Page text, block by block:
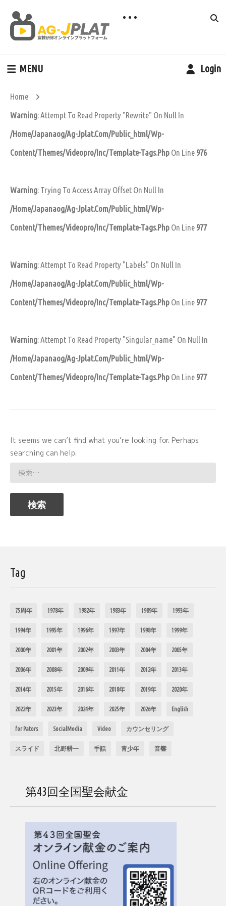
MENU Login
Home
Warning: Attempt To Read Property "rewrite" On Null In
/home/japanaog/ag-Jplat.com/public_html/wp-
Content/themes/videopro/inc/template-Tags.php On Line 976
Warning: Trying To Access Array Offset On Null In
/home/japanaog/ag-Jplat.com/public_html/wp-
Content/themes/videopro/inc/template-Tags.php On Line 977
Warning: Attempt To Read Property "labels" On Null In
/home/japanaog/ag-Jplat.com/public_html/wp-
Content/themes/videopro/inc/template-Tags.php On Line 977
Warning: Attempt To Read Property "singular_name" On Null In
/home/japanaog/ag-Jplat.com/public_html/wp-
Content/themes/videopro/inc/template-Tags.php On Line 977
It seems we can’t find what you’re looking for. Perhaps
searching can help.
索:
Tag
75周年 1978年 1982年 1983年 1989年 1993年
1994年 1995年 1996年 1997年 1998年 1999年
2000年 2001年 2002年 2003年 2004年 2005年
2006年 2008年 2009年 2011年 2012年 2013年
2014年 2015年 2016年 2018年 2019年 2020年
2022年 2023年 2024年 2025年 2026年 English
for Pators SocialMedia Video カウンセリング
スライド 北野耕一 手話 青少年 音響
第43回全国聖会献金